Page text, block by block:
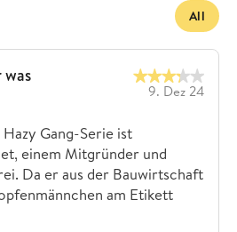
All
was
9. Dez 24
Gang-Serie ist
einem Mitgründer und
Da er aus der Bauwirtschaft
am Etikett